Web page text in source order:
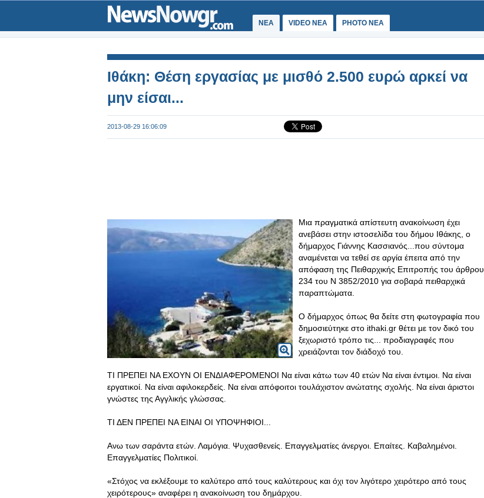
ΝΕΑ VIDEO NEA PHOTO NEA
Ιθάκη: Θέση εργασίας με μισθό 2.500 ευρώ αρκεί να
μην είσαι...
2013-08-29 16:06:09
Mια πραγματικά απίστευτη ανακοίνωση έχει
ανεβάσει στην ιστοσελίδα του δήμου Ιθάκης, ο
δήμαρχος Γιάννης Κασσιανός...που σύντομα
αναμένεται να τεθεί σε αργία έπειτα από την
απόφαση της Πειθαρχικής Επιτροπής του άρθρου
234 του Ν 3852/2010 για σοβαρά πειθαρχικά
παραπτώματα.
Ο δήμαρχος όπως θα δείτε στη φωτογραφία που
δημοσιεύτηκε στο ithaki.gr θέτει με τον δικό του
ξεχωριστό τρόπο τις... προδιαγραφές που
χρειάζονται τον διάδοχό του.
ΤΙ ΠΡΕΠΕΙ ΝΑ ΕΧΟΥΝ ΟΙ ΕΝΔΙΑΦΕΡΟΜΕΝΟΙ Να είναι κάτω των 40 ετών Να είναι έντιμοι. Να είναι
εργατικοί. Να είναι αφιλοκερδείς. Να είναι απόφοιτοι τουλάχιστον ανώτατης σχολής. Να είναι άριστοι
γνώστες της Αγγλικής γλώσσας.
ΤΙ ΔΕΝ ΠΡΕΠΕΙ ΝΑ ΕΙΝΑΙ ΟΙ ΥΠΟΨΗΦΙΟΙ...
Ανω των σαράντα ετών. Λαμόγια. Ψυχασθενείς. Επαγγελματίες άνεργοι. Επαίτες. Καβαλημένοι.
Επαγγελματίες Πολιτικοί.
«Στόχος να εκλέξουμε το καλύτερο από τους καλύτερους και όχι τον λιγότερο χειρότερο από τους
χειρότερους» αναφέρει η ανακοίνωση του δημάρχου.